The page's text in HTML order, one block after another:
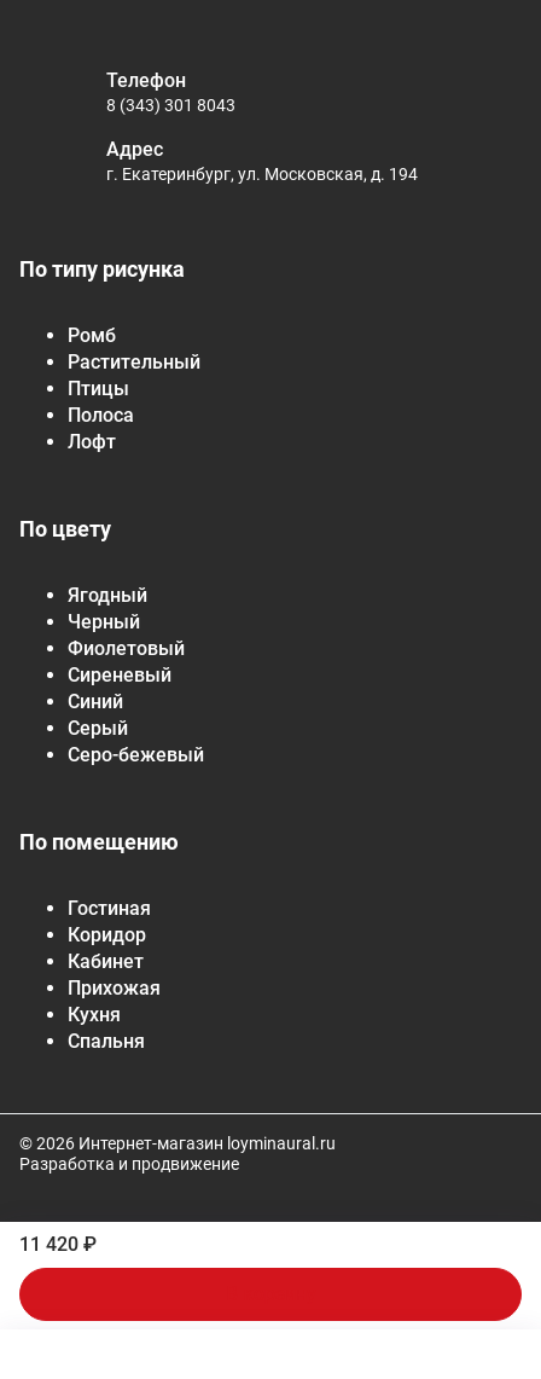
11 420 ₽
По типу рисунка
Ромб
Растительный
Птицы
Полоса
Лофт
По цвету
Ягодный
Черный
Фиолетовый
Сиреневый
Синий
Серый
Серо-бежевый
По помещению
Гостиная
Коридор
Кабинет
Прихожая
Кухня
Спальня
Телефон
8 (343) 301 8043
Адрес
г. Екатеринбург, ул. Московская, д. 194
© 2026 Интернет-магазин loyminaural.ru
Разработка и продвижение